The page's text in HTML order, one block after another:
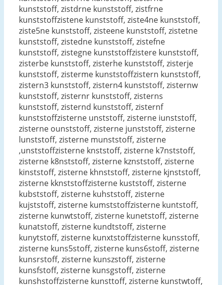
kunststoff, zistdrne kunststoff, zistfrne
kunststoffzistene kunststoff, ziste4ne kunststoff,
ziste5ne kunststoff, zisteene kunststoff, zistetne
kunststoff, zistedne kunststoff, zistefne
kunststoff, zistegne kunststoffzistere kunststoff,
zisterbe kunststoff, zisterhe kunststoff, zisterje
kunststoff, zisterme kunststoffzistern kunststoff,
zistern3 kunststoff, zistern4 kunststoff, zisternw
kunststoff, zisternr kunststoff, zisterns
kunststoff, zisternd kunststoff, zisternf
kunststoffzisterne unststoff, zisterne iunststoff,
zisterne ounststoff, zisterne junststoff, zisterne
lunststoff, zisterne munststoff, zisterne
,unststoffzisterne knststoff, zisterne k7nststoff,
zisterne k8nststoff, zisterne kznststoff, zisterne
kinststoff, zisterne khnststoff, zisterne kjnststoff,
zisterne kknststoffzisterne kuststoff, zisterne
kubststoff, zisterne kuhststoff, zisterne
kujststoff, zisterne kumststoffzisterne kuntstoff,
zisterne kunwtstoff, zisterne kunetstoff, zisterne
kunatstoff, zisterne kundtstoff, zisterne
kunytstoff, zisterne kunxtstoffzisterne kunsstoff,
zisterne kuns5stoff, zisterne kuns6stoff, zisterne
kunsrstoff, zisterne kunszstoff, zisterne
kunsfstoff, zisterne kunsgstoff, zisterne
kunshstoffzisterne kunsttoff, zisterne kunstwtoff,